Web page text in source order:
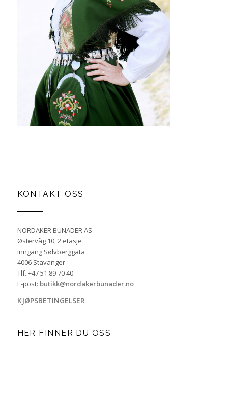
KONTAKT OSS
NORDAKER BUNADER AS
Østervåg 10, 2.etasje
inngang Sølvberggata
4006 Stavanger
Tlf. +47 51 89 70 40
E-post: butikk@nordakerbunader.no
KJØPSBETINGELSER
HER FINNER DU OSS